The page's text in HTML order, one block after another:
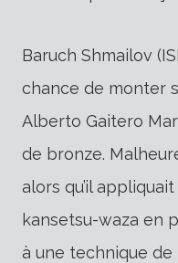
Baruch Shmailov
chance de monter
Alberto Gaitero
de bronze.
alors qu’il
kansetsu-waza en
à une technique de